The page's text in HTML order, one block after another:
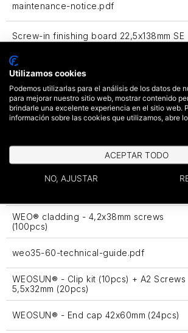
maintenance-notice.pdf
Screw-in finishing board 22,5x138mm SE
Sunbreaker - 5,5x32mm Stainless steel
Screw (50pcs)
WEO - Aluminium F Profile 35x45 mm
weo-35-d-weo-60-d-fire-report-d-
class.pdf
WEO® cladding - 4,2x38mm screws
(100pcs)
weo35-60-technical-guide.pdf
WEOSUN® - Clip kit (10pcs) + A2 Screws
5,5x32mm (20pcs)
WEOSUN® - End cap 42x60mm (24pcs)
Utilizamos cookies
Podemos utilizarlas para el análisis de los datos de
para mejorar nuestro sitio web, mostrar contenido
brindarle una excelente experiencia en el sitio web.
información sobre las cookies que utilizamos, abre
ACEPTAR TODO
NO, AJUSTAR